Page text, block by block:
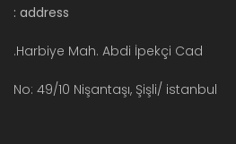
address :
Harbiye Mah. Abdi İpekçi Cad.
No: 49/10 Nişantaşı, Şişli/ istanbul